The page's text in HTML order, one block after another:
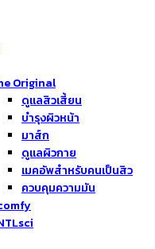
Original
ดูแลสิวเสี้ยน
บำรุงผิวหน้า
มาส์ก
ดูแลผิวกาย
เมคอัพสำหรับคนเป็นสิว
ควบคุมความมัน